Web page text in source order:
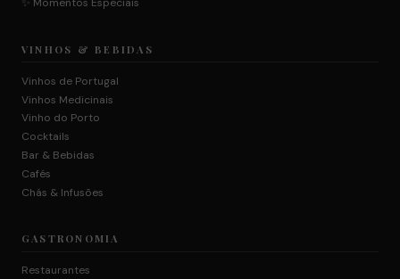
VINHOS & BEBIDAS
Vinhos de Portugal
Vinhos Medicinais
Vinho do Porto
Cocktails
Bar & Bebidas
Cafés
Chás & Infusões
GASTRONOMIA
Restaurantes